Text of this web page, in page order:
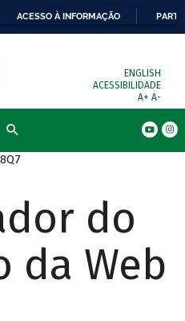
ACESSO À INFORMAÇÃO
ENGLISH
ACESSIBILIDADE
A+ A-
do
da Web